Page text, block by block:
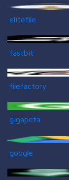
elitefile
fastbit
filefactory
gigapeta
google